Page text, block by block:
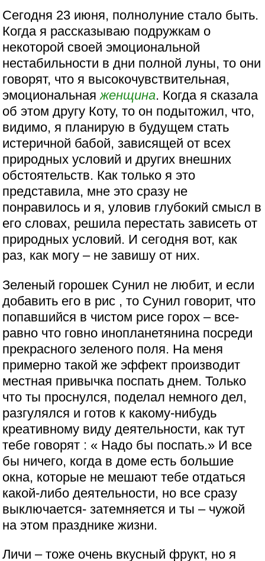
Сегодня 23 июня, полнолуние стало быть.
Когда я рассказываю подружкам о
некоторой своей эмоциональной
нестабильности в дни полной луны, то они
говорят, что я высокочувствительная,
эмоциональнаяженщина. Когда я сказала
об этом другу Коту, то он подытожил, что,
видимо, я планирую в будущем стать
истеричной бабой, зависящей от всех
природных условий и других внешних
обстоятельств. Как только я это
представила, мне это сразу не
понравилось и я, уловив глубокий смысл в
его словах, решила перестать зависеть от
природных условий. И сегодня вот, как
раз, как могу – не завишу от них.
Зеленый горошек Сунил не любит, и если
добавить его в рис , то Сунил говорит, что
попавшийся в чистом рисе горох – все-
равно что говно инопланетянина посреди
прекрасного зеленого поля. На меня
примерно такой же эффект производит
местная привычка поспать днем. Только
что ты проснулся, поделал немного дел,
разгулялся и готов к какому-нибудь
креативному виду деятельности, как тут
тебе говорят : « Надо бы поспать.» И все
бы ничего, когда в доме есть большие
окна, которые не мешают тебе отдаться
какой-либо деятельности, но все сразу
выключается- затемняется и ты – чужой
на этом празднике жизни.
Личи – тоже очень вкусный фрукт, но я